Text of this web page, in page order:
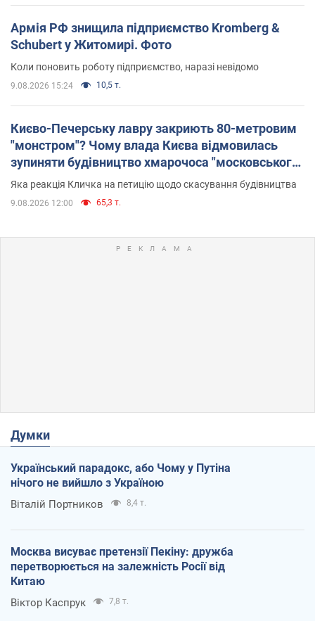
Армія РФ знищила підприємство Kromberg &
Schubert у Житомирі. Фото
Коли поновить роботу підприємство, наразі невідомо
9.08.2026 15:24 10,5 т.
Києво-Печерську лавру закриють 80-метровим
"монстром"? Чому влада Києва відмовилась
зупиняти будівництво хмарочоса "московського
вірянина"
Яка реакція Кличка на петицію щодо скасування будівництва
9.08.2026 12:00 65,3 т.
Думки
Український парадокс, або Чому у Путіна
нічого не вийшло з Україною
Віталій Портников 8,4 т.
Москва висуває претензії Пекіну: дружба
перетворюється на залежність Росії від
Китаю
Віктор Каспрук 7,8 т.